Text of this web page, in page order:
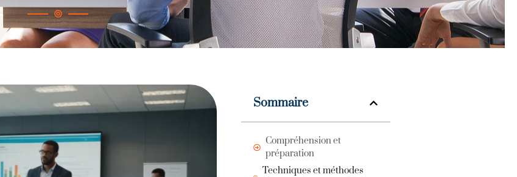
Sommaire
Compréhension et
préparation
Techniques et méthodes